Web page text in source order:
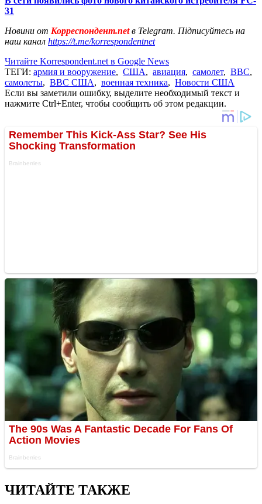
31
Новини от Корреспондент.netв Telegram. Підписуйтесь на
наш канал https://t.me/korrespondentnet
Читайте Korrespondent.net в Google News
ТЕГИ: армия и вооружение, США, авиация, самолет, ВВС,
самолеты, ВВС США, военная техника, Новости США
Если вы заметили ошибку, выделите необходимый текст и
нажмите Ctrl+Enter, чтобы сообщить об этом редакции.
ЧИТАЙТЕ ТАКЖЕ